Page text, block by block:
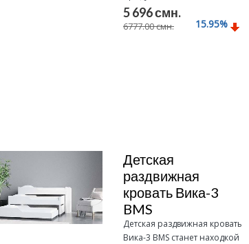
5 696 смн.
6777.00 смн. 15.95%
Детская
раздвижная
кровать Вика-3
BMS
Детская раздвижная кровать
Вика-3 BMS станет находкой